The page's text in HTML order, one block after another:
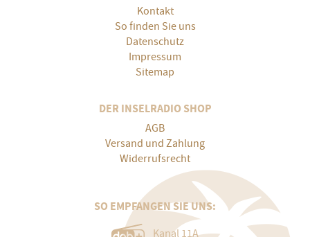
Kontakt
So finden Sie uns
Datenschutz
Impressum
Sitemap
DER INSELRADIO SHOP
AGB
Versand und Zahlung
Widerrufsrecht
SO EMPFANGEN SIE UNS:
Kanal 11A